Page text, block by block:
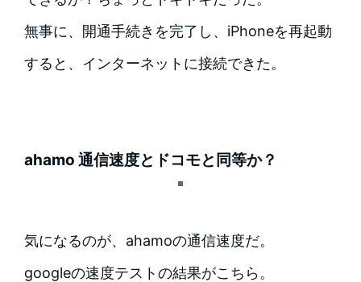
無事に、開通手続きを完了し、iPhoneを再起動
すると、インターネットに接続できた。
ahamo 通信速度とドコモと同等か？
気になるのが、ahamoの通信速度だ。
googleの速度テストの結果がこちら。